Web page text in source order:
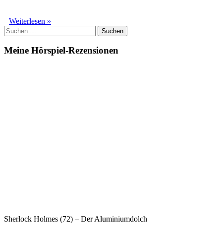
Weiterlesen »
Serie
(01)
–
Suchen
nach:
Meine Hörspiel-Rezensionen
Sherlock Holmes (72) – Der Aluminiumdolch